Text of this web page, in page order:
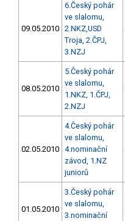
09.05.2010
6.Český pohár
ve slalomu,
2.NKZ,USD
Troja, 2.ČPJ,
3.NZJ
08.05.2010
5.Český pohár
ve slalomu,
1.NKZ, 1.ČPJ,
2.NZJ
02.05.2010
4.Český pohár
ve slalomu,
4.nominační
závod, 1.NZ
juniorů
01.05.2010
3.Český pohár
ve slalomu,
3.nominační